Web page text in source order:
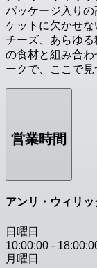
パッケージ入り
ケットに欠かせ
チーズ、あらゆ
の食材と組み合
ークで、ここで見
営業時間
アンリ・ウィリッ
日曜日
10:00:00 -
月曜日